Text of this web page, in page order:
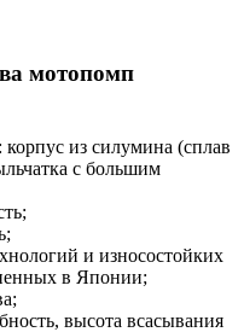
мотопомп
из силумина (сплав
с большим
и износостойких
в Японии;
высота всасывания